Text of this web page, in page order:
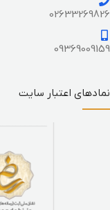
02633269826
09369009159
نمادهای اعتبار سایت